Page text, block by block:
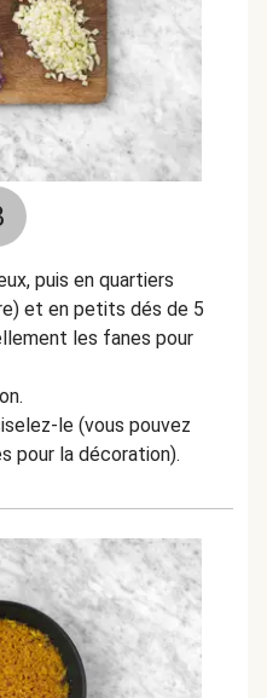
puis en quartiers
et en petits dés de 5
les fanes pour
le (vous pouvez
pour la décoration).